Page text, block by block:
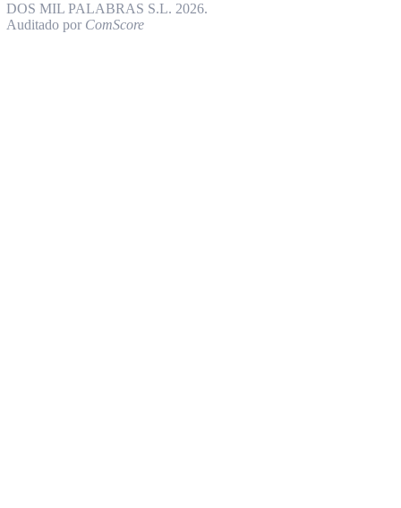
DOS MIL PALABRAS S.L. 2026.
Auditado por ComScore